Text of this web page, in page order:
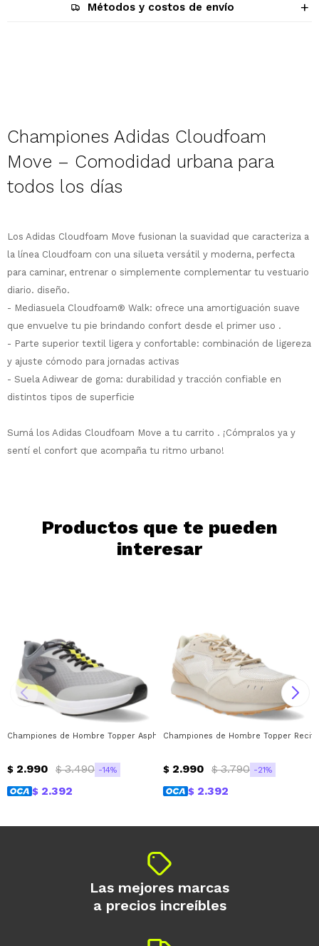
Métodos y costos de envío
Championes Adidas Cloudfoam
Move – Comodidad urbana para
todos los días
Los Adidas Cloudfoam Move fusionan la suavidad que caracteriza a
la línea Cloudfoam con una silueta versátil y moderna, perfecta
para caminar, entrenar o simplemente complementar tu vestuario
diario. diseño.
- Mediasuela Cloudfoam® Walk: ofrece una amortiguación suave
que envuelve tu pie brindando confort desde el primer uso .
- Parte superior textil ligera y confortable: combinación de ligereza
y ajuste cómodo para jornadas activas
- Suela Adiwear de goma: durabilidad y tracción confiable en
distintos tipos de superficie
Sumá los Adidas Cloudfoam Move a tu carrito . ¡Cómpralos ya y
sentí el confort que acompaña tu ritmo urbano!
Productos que te pueden
interesar
Championes de Hombre Topper Asphalt Topper - Beige - Gris - Verde Lima
$ 2.990 $ 3.490 14
$ 2.392
Championes de Hombre Topper
$ 2.990 $ 3.790 21
$ 2.392
Las mejores marcas
a precios increíbles
Comprá ahora y Pagá
Después, hasta en 12
cuotas y sin tocar tu
tarjeta de crédito
comprar!
Comprá en 3 cuotas sin recargo o hasta
en 12 cuotas * ¡Solo con tu cédula!
Verifica si estás calificado para comprar
Celular
Día Mes Año
Después.
¡Tenés hasta
para comprar en las cuotas
que prefieras!
Elegí tus productos preferidos
* sujeto a aprobación crediticia. El monto
Ups!
Parece que no tenes oferta, lamentamos
el inconveniente, por cualquier duda
contactanos en
preguntas@pagodespues.com.uy
¡Algo salió mal!
Por favor intenta nuevamente mas tarde.